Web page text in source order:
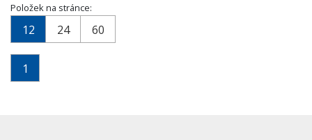
Položek na stránce:
12 24 60
1